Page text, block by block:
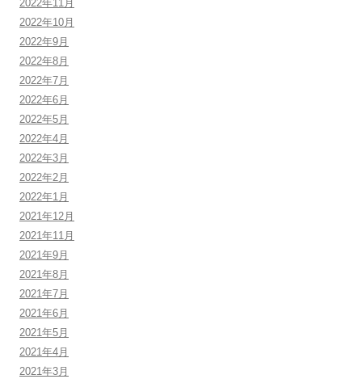
2022年11月
2022年10月
2022年9月
2022年8月
2022年7月
2022年6月
2022年5月
2022年4月
2022年3月
2022年2月
2022年1月
2021年12月
2021年11月
2021年9月
2021年8月
2021年7月
2021年6月
2021年5月
2021年4月
2021年3月